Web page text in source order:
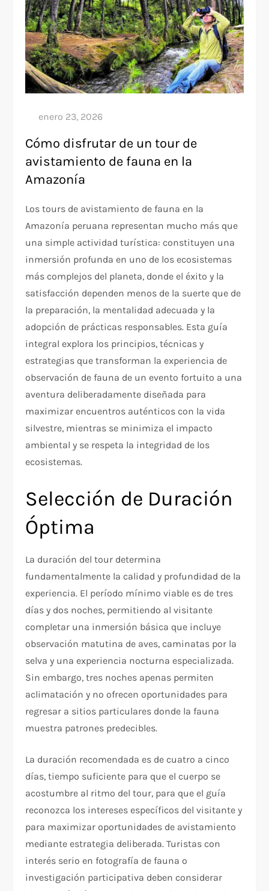
Cómo disfrutar de un tour de
avistamiento de fauna en la
Amazonía
Los tours de avistamiento de fauna en la
Amazonía peruana representan mucho más que
una simple actividad turística: constituyen una
inmersión profunda en uno de los ecosistemas
más complejos del planeta, donde el éxito y la
satisfacción dependen menos de la suerte que de
la preparación, la mentalidad adecuada y la
adopción de prácticas responsables. Esta guía
integral explora los principios, técnicas y
estrategias que transforman la experiencia de
observación de fauna de un evento fortuito a una
aventura deliberadamente diseñada para
maximizar encuentros auténticos con la vida
silvestre, mientras se minimiza el impacto
ambiental y se respeta la integridad de los
ecosistemas.
Selección de Duración
Óptima
La duración del tour determina
fundamentalmente la calidad y profundidad de la
experiencia. El período mínimo viable es de tres
días y dos noches, permitiendo al visitante
completar una inmersión básica que incluye
observación matutina de aves, caminatas por la
selva y una experiencia nocturna especializada.
Sin embargo, tres noches apenas permiten
aclimatación y no ofrecen oportunidades para
regresar a sitios particulares donde la fauna
muestra patrones predecibles.​
La duración recomendada es de cuatro a cinco
días, tiempo suficiente para que el cuerpo se
acostumbre al ritmo del tour, para que el guía
reconozca los intereses específicos del visitante y
para maximizar oportunidades de avistamiento
mediante estrategia deliberada. Turistas con
interés serio en fotografía de fauna o
investigación participativa deben considerar